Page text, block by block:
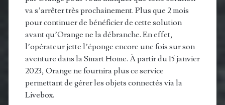
va s’arrêter très prochainement. Plus que 2 mois
pour continuer de bénéficier de cette solution
avant qu’Orange ne la débranche. En effet,
l’opérateur jette l’éponge encore une fois sur son
aventure dans la Smart Home. À partir du 15 janvier
2023, Orange ne fournira plus ce service
permettant de gérer les objets connectés via la
Livebox.